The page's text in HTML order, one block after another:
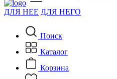
ДЛЯ НЕЕ ДЛЯ НЕГО
Поиск
Каталог
Корзина